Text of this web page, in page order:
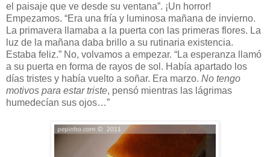
el paisaje que ve desde su ventana”. ¡Un horror!
Empezamos. “Era una fría y luminosa mañana de invierno.
La primavera llamaba a la puerta con las primeras flores. La
luz de la mañana daba brillo a su rutinaria existencia.
Estaba feliz.” No, volvamos a empezar. “La esperanza llamó
a su puerta en forma de rayos de sol. Había apartado los
días tristes y había vuelto a soñar. Era marzo. No tengo
motivos para estar triste, pensó mientras las lágrimas
humedecían sus ojos…”